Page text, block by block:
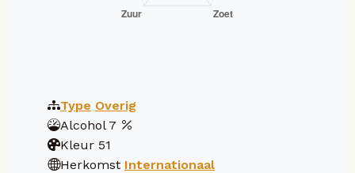
Type Overig
Alcohol 7
Kleur 51
Herkomst Internationaal